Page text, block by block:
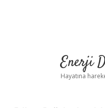
Enerji
Hayatına